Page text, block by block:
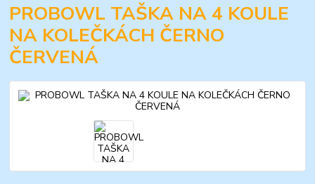
PROBOWL TAŠKA NA 4 KOULE
NA KOLEČKÁCH ČERNO
ČERVENÁ